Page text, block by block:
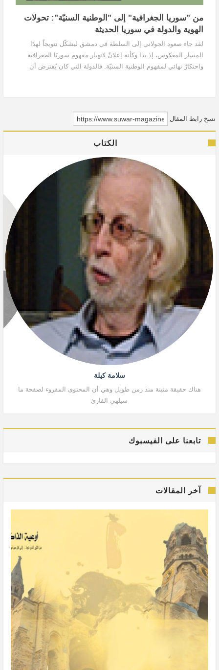
من "سوريا الجغرافية" إلى "الوطنية السنيّة": تحولات
الهوية والدولة في سوريا الحديثة
لقد جاء صعود الجولاني إلى السلطة في دمشق ليشكّل تتويجاً لهذا
المسار المعكوس، إذ بدا وكأنه إعلانٌ لانهيار مفهوم سوريَا الجغرافية
واحتكارٌ نهائي لمفهوم الوطنية السنيّة. فالدولة التي كان يُفترض أن
نسخ رابط المقال
الكتاب
سلامة كيلة
هناك حقيقة مثبتة منذ زمن طويل وهي أن المحتوى المقروء لصفحة ما
سيلهي القارئ
تابعنا على الفيسبوك
آخر المقالات